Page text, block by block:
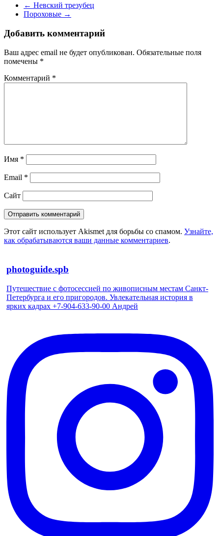
← Невский трезубец
Пороховые →
Добавить комментарий
Ваш адрес email не будет опубликован. Обязательные поля
помечены *
Комментарий *
Имя *
Email *
Сайт
Этот сайт использует Akismet для борьбы со спамом. Узнайте,
как обрабатываются ваши данные комментариев.
photoguide.spb
Путешествие с фотосессией по живописным местам Санкт-
Петербурга и его пригородов. Увлекательная история в
ярких кадрах +7-904-633-90-00 Андрей